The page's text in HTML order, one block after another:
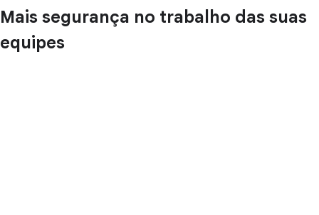
Mais segurança no trabalho das suas
equipes